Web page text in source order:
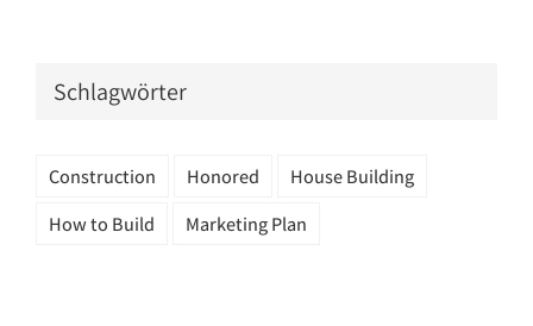
Schlagwörter
Construction Honored
House Building
How to Build
Marketing Plan